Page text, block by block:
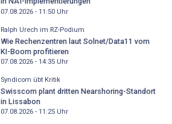
07.08.2026 - 11:50Uhr
Ralph Urech im RZ-Podium
Wie Rechenzentren laut Solnet/Data11 vom
KI-Boom profitieren
07.08.2026 - 14:35Uhr
Syndicom übt Kritik
Swisscom plant dritten Nearshoring-Standort
in Lissabon
07.08.2026 - 11:25Uhr